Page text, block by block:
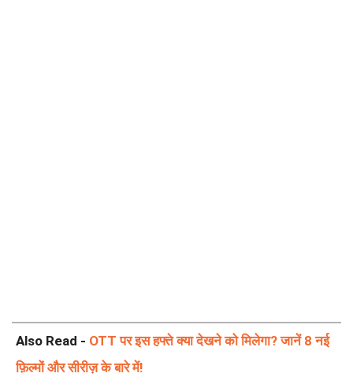
Also Read - OTT पर इस हफ्ते क्या देखने को मिलेगा? जानें 8 नई
फ़िल्मों और सीरीज़ के बारे में!